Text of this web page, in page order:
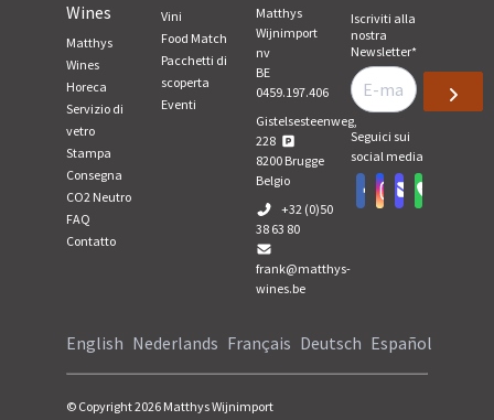
Wines
Matthys
Wines
Horeca
Servizio di
vetro
Stampa
Consegna
CO2 Neutro
FAQ
Contatto
Vini
Food Match
Pacchetti di
scoperta
Eventi
Matthys
Wijnimport
nv
BE
0459.197.406
Gistelsesteenweg,
228
8200 Brugge
Belgio
+32 (0)50
38 63 80
frank@matthys-
wines.be
Iscriviti alla
nostra
Newsletter*
Seguici sui
social media
English Nederlands Français Deutsch Español
© Copyright2026 Matthys Wijnimport